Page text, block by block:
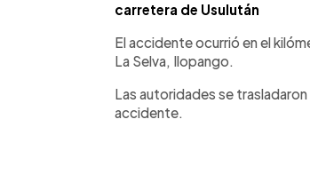
carretera de Usulután
El accidente ocurrió en el
La Selva, Ilopango.
Las autoridades se
accidente.